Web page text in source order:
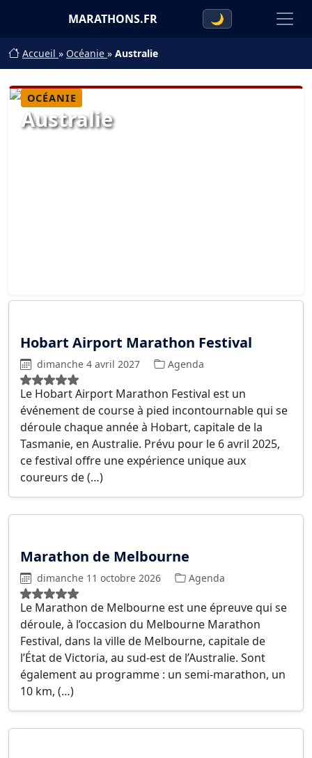
MARATHONS.FR 🌙
Accueil » Océanie » Australie
OCÉANIE
Australie
Hobart Airport Marathon Festival
dimanche 4 avril 2027 Agenda
Le Hobart Airport Marathon Festival est un
événement de course à pied incontournable qui se
déroule chaque année à Hobart, capitale de la
Tasmanie, en Australie. Prévu pour le 6 avril 2025,
ce festival offre une expérience unique aux
coureurs de (…)
Marathon de Melbourne
dimanche 11 octobre 2026 Agenda
Le Marathon de Melbourne est une épreuve qui se
déroule, à l’occasion du Melbourne Marathon
Festival, dans la ville de Melbourne, capitale de
l’État de Victoria, au sud-est de l’Australie. Sont
également au programme : un semi-marathon, un
10 km, (…)